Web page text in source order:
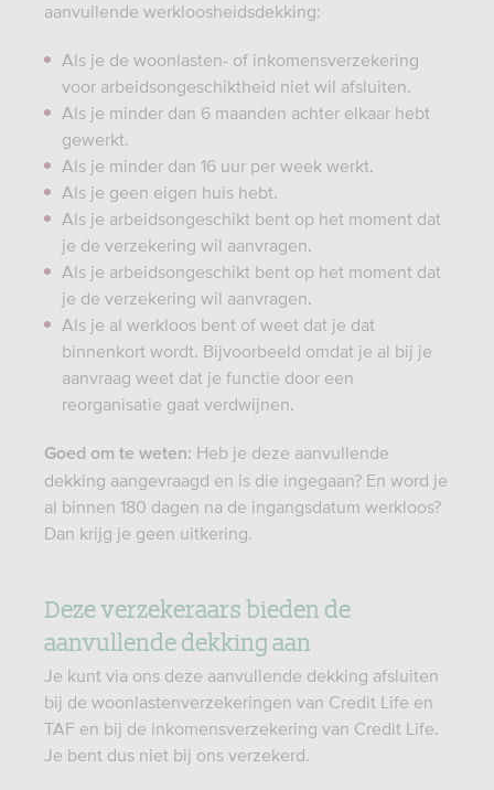
aanvullende werkloosheidsdekking:
Als je de woonlasten- of inkomensverzekering
voor arbeidsongeschiktheid niet wil afsluiten.
Als je minder dan 6 maanden achter elkaar hebt
gewerkt.
Als je minder dan 16 uur per week werkt.
Als je geen eigen huis hebt.
Als je arbeidsongeschikt bent op het moment dat
je de verzekering wil aanvragen.
Als je arbeidsongeschikt bent op het moment dat
je de verzekering wil aanvragen.
Als je al werkloos bent of weet dat je dat
binnenkort wordt. Bijvoorbeeld omdat je al bij je
aanvraag weet dat je functie door een
reorganisatie gaat verdwijnen.
Goed om te weten: Heb je deze aanvullende
dekking aangevraagd en is die ingegaan? En word je
al binnen 180 dagen na de ingangsdatum werkloos?
Dan krijg je geen uitkering.
Deze verzekeraars bieden de
aanvullende dekking aan
Je kunt via ons deze aanvullende dekking afsluiten
bij de woonlastenverzekeringen van Credit Life en
TAF en bij de inkomensverzekering van Credit Life.
Je bent dus niet bij ons verzekerd.